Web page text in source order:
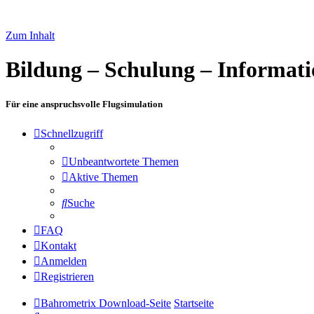
Zum Inhalt
Bildung – Schulung –
Für eine anspruchsvolle Flugsimulation
Schnellzugriff
Unbeantwortete Themen
Aktive Themen
Suche
FAQ
Kontakt
Anmelden
Registrieren
Bahrometrix Download-Seite Startseite